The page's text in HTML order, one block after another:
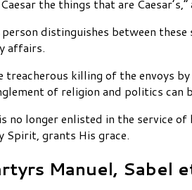
the things that are
distinguishes between
affairs.
killing of the envoys
of religion and politics
no longer enlisted in the service
Spirit, grants His grace.
Manuel, Sabel